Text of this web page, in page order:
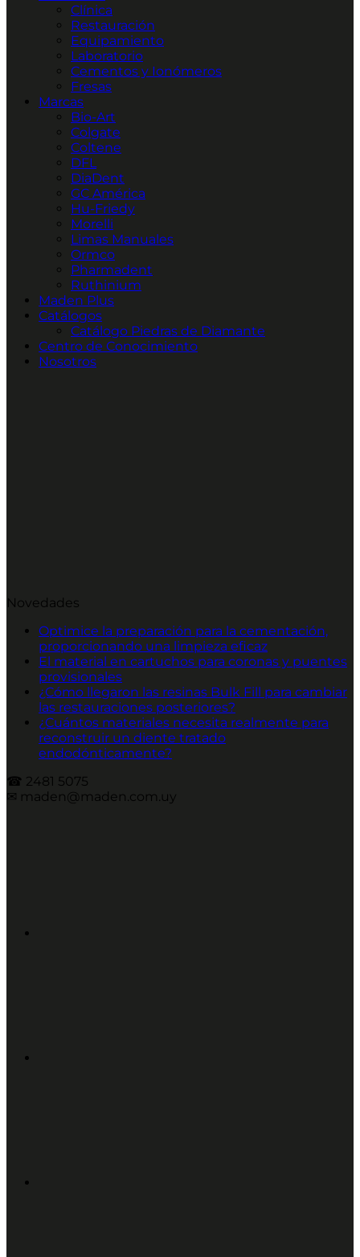
Clínica
Restauración
Equipamiento
Laboratorio
Cementos y Ionómeros
Fresas
Marcas
Bio-Art
Colgate
Coltene
DFL
DiaDent
GC América
Hu-Friedy
Morelli
Limas Manuales
Ormco
Pharmadent
Ruthinium
Maden Plus
Catálogos
Catálogo Piedras de Diamante
Centro de Conocimiento
Nosotros
Novedades
Optimice la preparación para la cementación,
proporcionando una limpieza eficaz
El material en cartuchos para coronas y puentes
provisionales
¿Cómo llegaron las resinas Bulk Fill para cambiar
las restauraciones posteriores?
¿Cuántos materiales necesita realmente para
reconstruir un diente tratado
endodónticamente?
☎︎ 2481 5075
✉︎ maden@maden.com.uy